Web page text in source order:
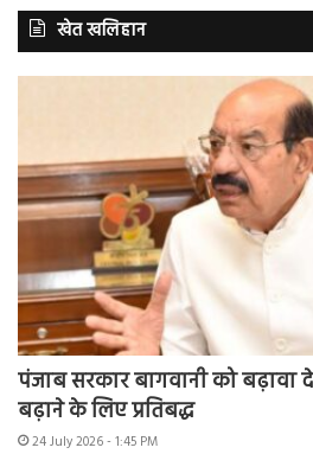
खेत खलिहान
पंजाब सरकार बागवानी को
बढ़ाने के लिए प्रतिबद्ध
24 July 2026 - 1:45 PM